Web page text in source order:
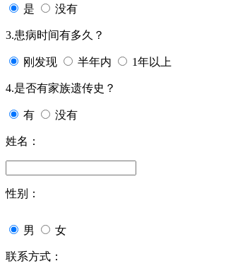
是 没有
3.患病时间有多久？
刚发现 半年内 1年以上
4.是否有家族遗传史？
有 没有
姓名：
性别：
男 女
联系方式：